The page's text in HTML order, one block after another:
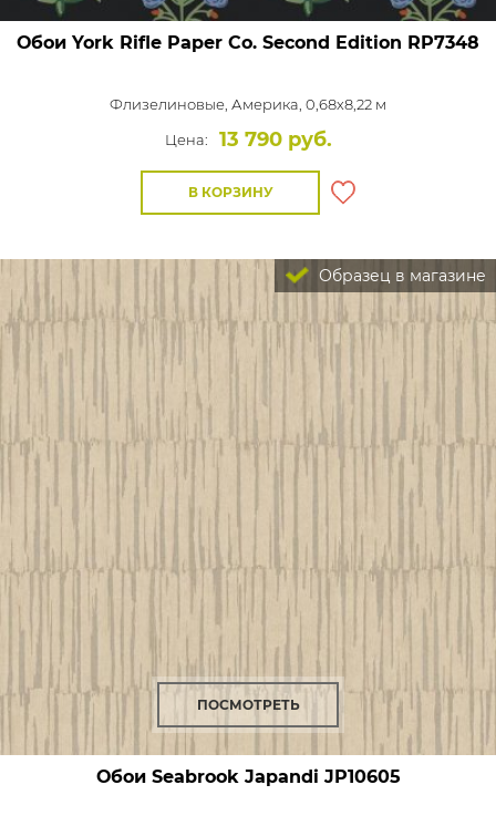
Обои York Rifle Paper Co. Second Edition RP7348
Флизелиновые, Америка, 0,68x8,22 м
Цена:
13 790 руб.
В КОРЗИНУ
Образец в магазине
ПОСМОТРЕТЬ
Обои Seabrook Japandi JP10605